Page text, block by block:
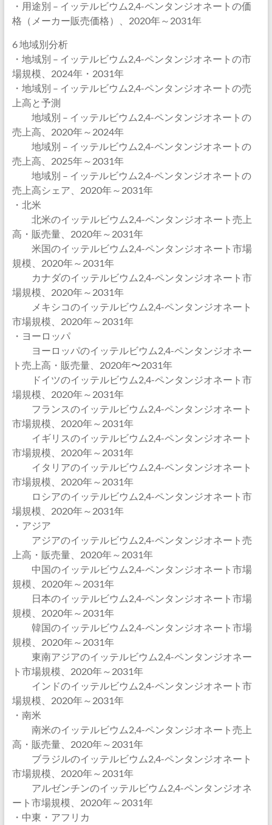
・用途別 – イッテルビウム2,4-ペンタンジオネートの価
格（メーカー販売価格）、2020年～2031年
6 地域別分析
・地域別 – イッテルビウム2,4-ペンタンジオネートの市
場規模、2024年・2031年
・地域別 – イッテルビウム2,4-ペンタンジオネートの売
上高と予測
地域別 – イッテルビウム2,4-ペンタンジオネートの
売上高、2020年～2024年
地域別 – イッテルビウム2,4-ペンタンジオネートの
売上高、2025年～2031年
地域別 – イッテルビウム2,4-ペンタンジオネートの
売上高シェア、2020年～2031年
・北米
北米のイッテルビウム2,4-ペンタンジオネート売上
高・販売量、2020年～2031年
米国のイッテルビウム2,4-ペンタンジオネート市場
規模、2020年～2031年
カナダのイッテルビウム2,4-ペンタンジオネート市
場規模、2020年～2031年
メキシコのイッテルビウム2,4-ペンタンジオネート
市場規模、2020年～2031年
・ヨーロッパ
ヨーロッパのイッテルビウム2,4-ペンタンジオネー
ト売上高・販売量、2020年〜2031年
ドイツのイッテルビウム2,4-ペンタンジオネート市
場規模、2020年～2031年
フランスのイッテルビウム2,4-ペンタンジオネート
市場規模、2020年～2031年
イギリスのイッテルビウム2,4-ペンタンジオネート
市場規模、2020年～2031年
イタリアのイッテルビウム2,4-ペンタンジオネート
市場規模、2020年～2031年
ロシアのイッテルビウム2,4-ペンタンジオネート市
場規模、2020年～2031年
・アジア
アジアのイッテルビウム2,4-ペンタンジオネート売
上高・販売量、2020年～2031年
中国のイッテルビウム2,4-ペンタンジオネート市場
規模、2020年～2031年
日本のイッテルビウム2,4-ペンタンジオネート市場
規模、2020年～2031年
韓国のイッテルビウム2,4-ペンタンジオネート市場
規模、2020年～2031年
東南アジアのイッテルビウム2,4-ペンタンジオネー
ト市場規模、2020年～2031年
インドのイッテルビウム2,4-ペンタンジオネート市
場規模、2020年～2031年
・南米
南米のイッテルビウム2,4-ペンタンジオネート売上
高・販売量、2020年～2031年
ブラジルのイッテルビウム2,4-ペンタンジオネート
市場規模、2020年～2031年
アルゼンチンのイッテルビウム2,4-ペンタンジオネ
ート市場規模、2020年～2031年
・中東・アフリカ